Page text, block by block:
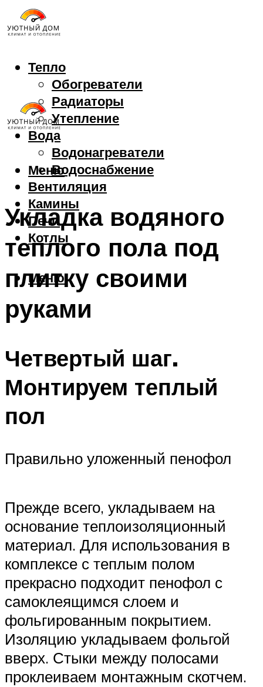
Тепло
Обогреватели
Радиаторы
Утепление
Вода
Водонагреватели
Водоснабжение
Вентиляция
Камины
Печи
Котлы
Меню
Меню
Укладка водяного
теплого пола под
плитку своими
руками
Четвертый шаг.
Монтируем теплый
пол
Правильно уложенный пенофол
Прежде всего, укладываем на
основание теплоизоляционный
материал. Для использования в
комплексе с теплым полом
прекрасно подходит пенофол с
самоклеящимся слоем и
фольгированным покрытием.
Изоляцию укладываем фольгой
вверх. Стыки между полосами
проклеиваем монтажным скотчем.